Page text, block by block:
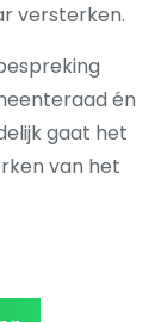
versterken.
én
gaat het
van het